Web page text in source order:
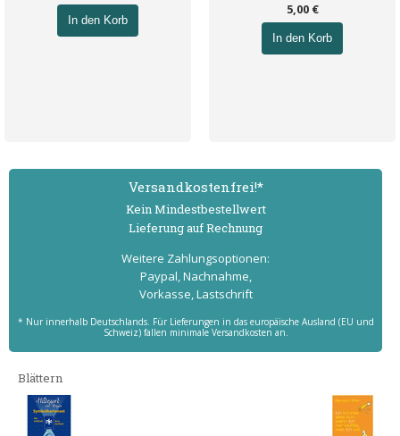
In den Korb
5,00 €
In den Korb
Versand­kostenfrei!*
Kein Mindest­bestell­wert
Lieferung auf Rechnung
Weitere Zahlungs­optionen:
Paypal, Nachnahme,
Vorkasse, Lastschrift
* Nur innerhalb Deutschlands. Für Lieferungen in das europäische Ausland (EU und
Schweiz) fallen minimale Versandkosten an.
Blättern